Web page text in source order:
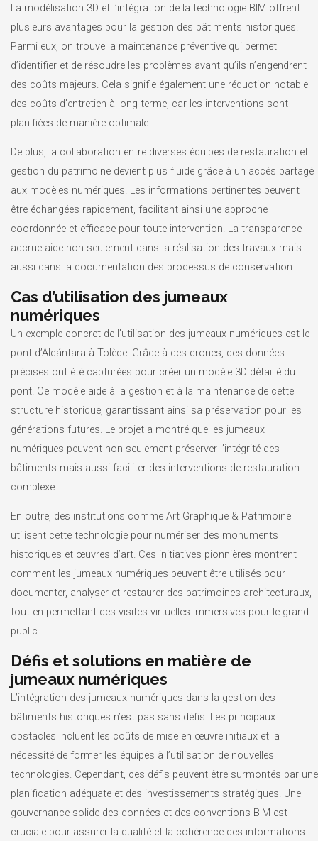
La modélisation 3D et l’intégration de la technologie BIM offrent
plusieurs avantages pour la gestion des bâtiments historiques.
Parmi eux, on trouve la maintenance préventive qui permet
d’identifier et de résoudre les problèmes avant qu’ils n’engendrent
des coûts majeurs. Cela signifie également une réduction notable
des coûts d’entretien à long terme, car les interventions sont
planifiées de manière optimale.
De plus, la collaboration entre diverses équipes de restauration et
gestion du patrimoine devient plus fluide grâce à un accès partagé
aux modèles numériques. Les informations pertinentes peuvent
être échangées rapidement, facilitant ainsi une approche
coordonnée et efficace pour toute intervention. La transparence
accrue aide non seulement dans la réalisation des travaux mais
aussi dans la documentation des processus de conservation.
Cas d’utilisation des jumeaux
numériques
Un exemple concret de l’utilisation des jumeaux numériques est le
pont d’Alcántara à Tolède. Grâce à des drones, des données
précises ont été capturées pour créer un modèle 3D détaillé du
pont. Ce modèle aide à la gestion et à la maintenance de cette
structure historique, garantissant ainsi sa préservation pour les
générations futures. Le projet a montré que les jumeaux
numériques peuvent non seulement préserver l’intégrité des
bâtiments mais aussi faciliter des interventions de restauration
complexe.
En outre, des institutions comme Art Graphique & Patrimoine
utilisent cette technologie pour numériser des monuments
historiques et œuvres d’art. Ces initiatives pionnières montrent
comment les jumeaux numériques peuvent être utilisés pour
documenter, analyser et restaurer des patrimoines architecturaux,
tout en permettant des visites virtuelles immersives pour le grand
public.
Défis et solutions en matière de
jumeaux numériques
L’intégration des jumeaux numériques dans la gestion des
bâtiments historiques n’est pas sans défis. Les principaux
obstacles incluent les coûts de mise en œuvre initiaux et la
nécessité de former les équipes à l’utilisation de nouvelles
technologies. Cependant, ces défis peuvent être surmontés par une
planification adéquate et des investissements stratégiques. Une
gouvernance solide des données et des conventions BIM est
cruciale pour assurer la qualité et la cohérence des informations